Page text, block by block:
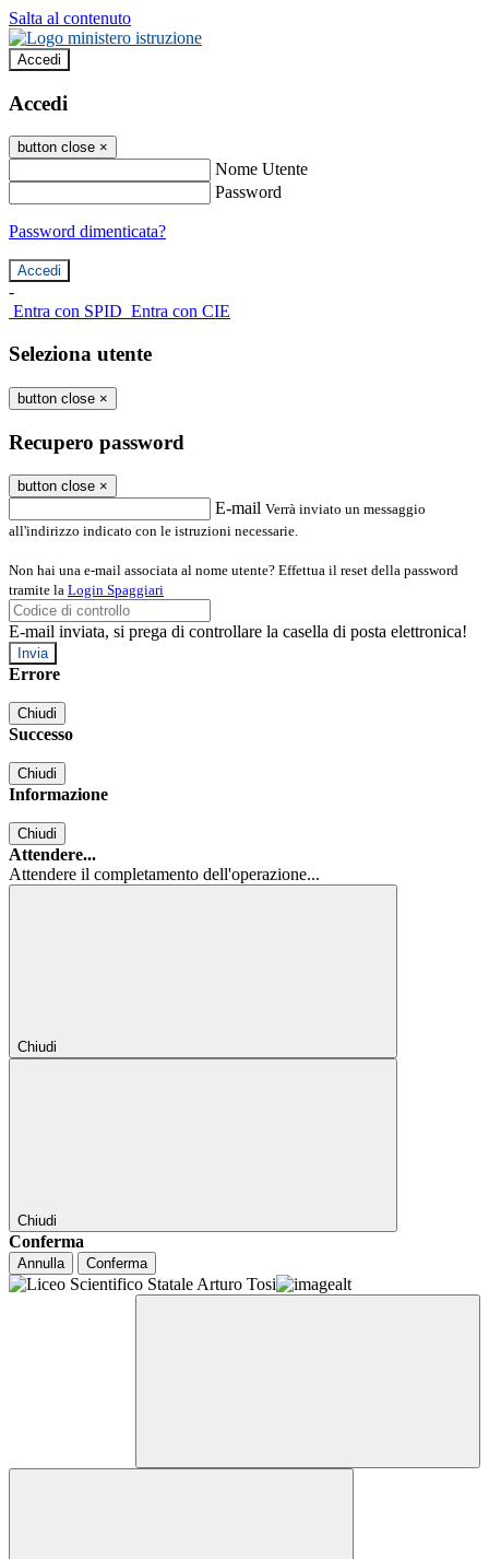
Salta al contenuto
Accedi
Accedi
button close ×
Nome Utente
Password
Password dimenticata?
-
Entra con SPID Entra con CIE
Seleziona utente
button close ×
Recupero password
button close ×
E-mail Verrà inviato un messaggio
all'indirizzo indicato con le istruzioni necessarie.
Non hai una e-mail associata al nome utente? Effettua il reset della password
tramite la Login Spaggiari
E-mail inviata, si prega di controllare la casella di posta elettronica!
Errore
Chiudi
Successo
Chiudi
Informazione
Chiudi
Attendere...
Attendere il completamento dell'operazione...
Chiudi
Chiudi
Conferma
Annulla Conferma